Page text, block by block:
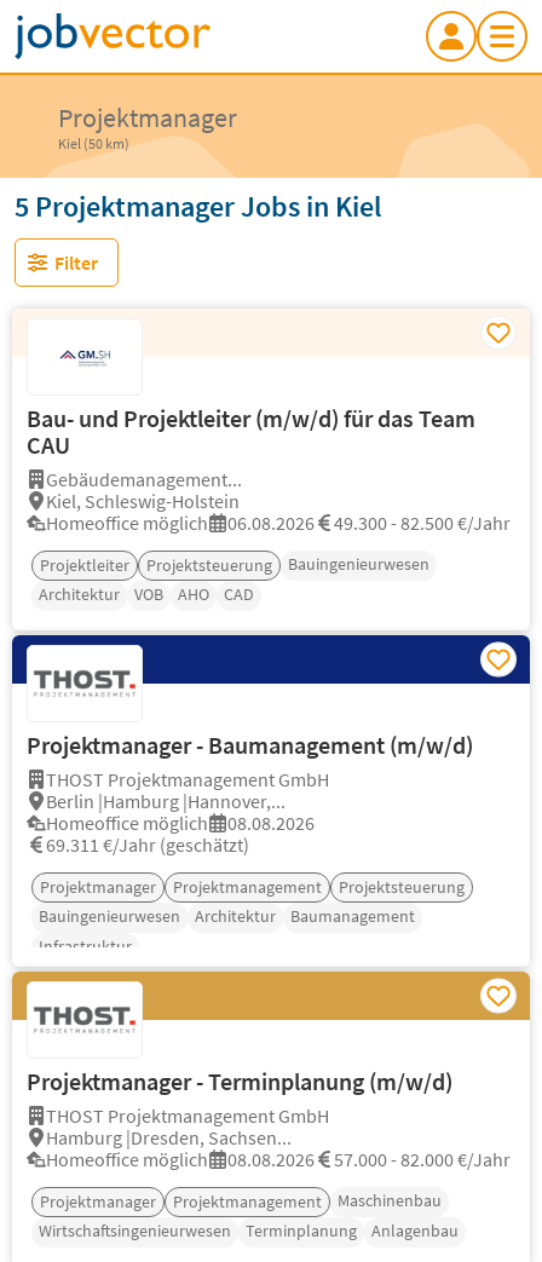
Projektmanager
Kiel (50 km)
5 Projektmanager Jobs in Kiel
Filter
Bau- und Projektleiter (m/w/d) für das Team
CAU
Gebäudemanagement...
Kiel, Schleswig-Holstein
Homeoffice möglich
06.08.2026 49.300 - 82.500 €/Jahr
Projektleiter Projektsteuerung
Bauingenieurwesen
Architektur
VOB AHO CAD
Projektmanager - Baumanagement (m/w/d)
THOST Projektmanagement GmbH
Berlin |Hamburg |Hannover,...
Homeoffice möglich
08.08.2026
69.311 €/Jahr (geschätzt)
Projektmanager Projektmanagement
Projektsteuerung
Bauingenieurwesen
Architektur
Baumanagement
Infrastruktur
Projektmanager - Terminplanung (m/w/d)
THOST Projektmanagement GmbH
Hamburg |Dresden, Sachsen...
Homeoffice möglich
08.08.2026 57.000 - 82.000 €/Jahr
Projektmanager Projektmanagement
Maschinenbau
Wirtschaftsingenieurwesen
Terminplanung Anlagenbau